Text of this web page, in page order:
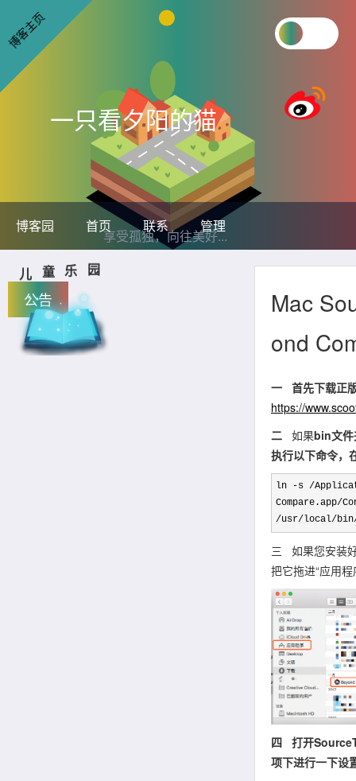
一只看夕阳的猫
享受孤独，向往美好...
博客园 首页 联系 管理
Mac
ond
一 首先下载正
https://
二 如果bin文
执行以下命令
ln -s /
Compare.app/
/usr/local/
三 如果您安装
把它拖进“应用程
四 打开
项下进行一下设
公告
博客主页
儿 童 乐 园